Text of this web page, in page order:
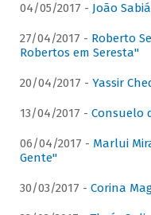
04/05/2017 - João
27/04/2017 - Roberto
Robertos em Seresta"
20/04/2017 - Yassir
13/04/2017 - Consuelo
06/04/2017 - Marlui
Gente"
30/03/2017 - Corina